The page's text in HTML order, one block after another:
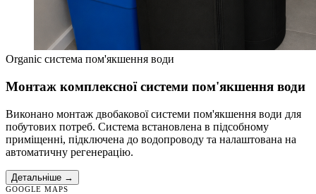
Organic система пом'якшення води
Монтаж комплексної системи пом'якшення води
Виконано монтаж двобакової системи пом'якшення води для
побутових потреб. Система встановлена в підсобному
приміщенні, підключена до водопроводу та налаштована на
автоматичну регенерацію.
Детальніше →
GOOGLE MAPS